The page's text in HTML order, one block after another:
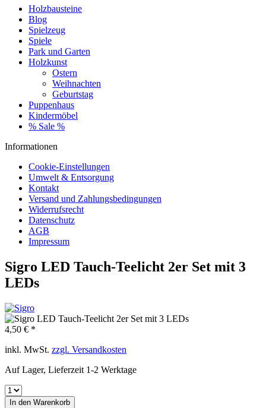
Holzbausteine
Blog
Spielzeug
Spiele
Park und Garten
Holzkunst
Ostern
Weihnachten
Geburtstag
Puppenhaus
Kindermöbel
% Sale %
Informationen
Cookie-Einstellungen
Umwelt & Entsorgung
Kontakt
Versand und Zahlungsbedingungen
Widerrufsrecht
Datenschutz
AGB
Impressum
Sigro LED Tauch-Teelicht 2er Set mit 3
LEDs
4,50 € *
inkl. MwSt. zzgl. Versandkosten
Auf Lager, Lieferzeit 1-2 Werktage
In den Warenkorb